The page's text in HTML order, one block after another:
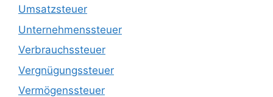
Umsatzsteuer
Unternehmenssteuer
Verbrauchssteuer
Vergnügungssteuer
Vermögenssteuer